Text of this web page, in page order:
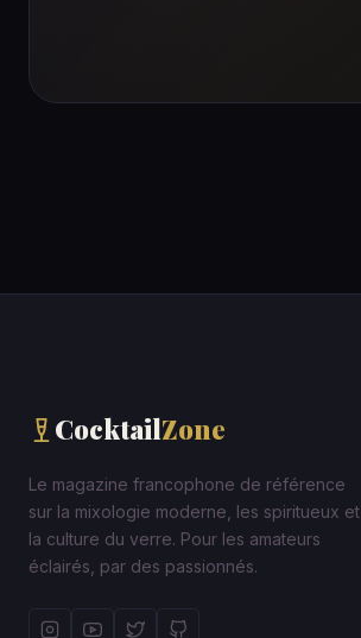
CocktailZone
Le magazine francophone de référence
sur la mixologie moderne, les spiritueux et
la culture du verre. Pour les amateurs
éclairés, par des passionnés.